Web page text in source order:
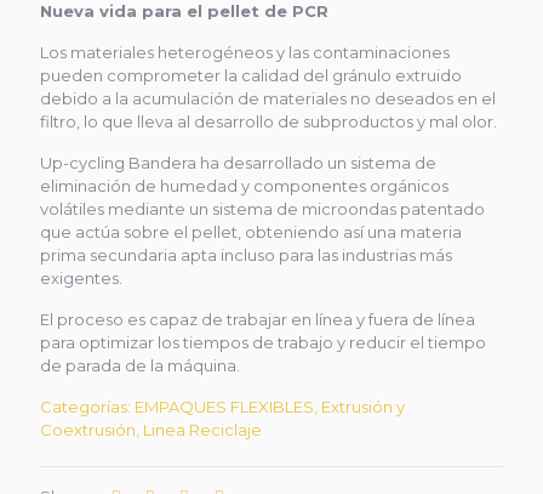
Nueva vida para el pellet de PCR
Los materiales heterogéneos y las contaminaciones
pueden comprometer la calidad del gránulo extruido
debido a la acumulación de materiales no deseados en el
filtro, lo que lleva al desarrollo de subproductos y mal olor.
Up-cycling Bandera ha desarrollado un sistema de
eliminación de humedad y componentes orgánicos
volátiles mediante un sistema de microondas patentado
que actúa sobre el pellet, obteniendo así una materia
prima secundaria apta incluso para las industrias más
exigentes.
El proceso es capaz de trabajar en línea y fuera de línea
para optimizar los tiempos de trabajo y reducir el tiempo
de parada de la máquina.
Categorías: EMPAQUES FLEXIBLES Extrusión y
Coextrusión Linea Reciclaje